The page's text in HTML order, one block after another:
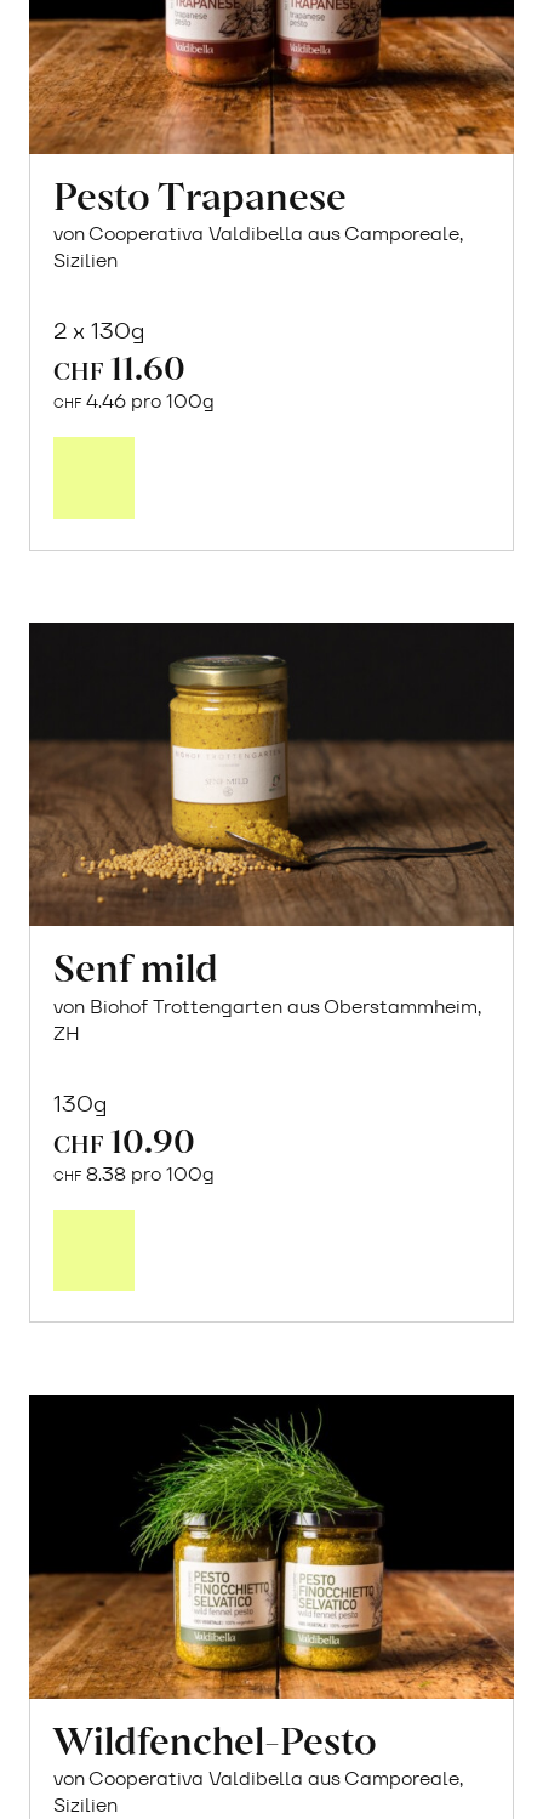
Pesto Trapanese
von Cooperativa Valdibella aus Camporeale,
Sizilien
2 x 130g
CHF 11.60
CHF 4.46 pro 100g
Senf mild
von Biohof Trottengarten aus Oberstammheim,
ZH
130g
CHF 10.90
CHF 8.38 pro 100g
Wildfenchel-Pesto
von Cooperativa Valdibella aus Camporeale,
Sizilien